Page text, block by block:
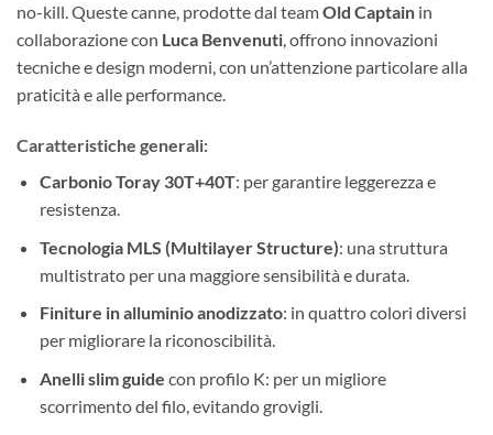
no-kill. Queste canne, prodotte dal teamOld Captain in
collaborazione con Luca Benvenuti, offrono innovazioni
tecniche e design moderni, con un’attenzione particolare alla
praticità e alle performance.
Caratteristiche generali:
Carbonio Toray 30T+40T: per garantire leggerezza e
resistenza.
Tecnologia MLS (Multilayer Structure): una struttura
multistrato per una maggiore sensibilità e durata.
Finiture in alluminio anodizzato: in quattro colori diversi
per migliorare la riconoscibilità.
Anelli slim guide con profilo K: per un migliore
scorrimento del filo, evitando grovigli.